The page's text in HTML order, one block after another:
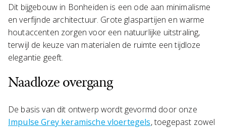
Dit bijgebouw in Bonheiden is een ode aan minimalisme
en verfijnde architectuur. Grote glaspartijen en warme
houtaccenten zorgen voor een natuurlijke uitstraling,
terwijl de keuze van materialen de ruimte een tijdloze
elegantie geeft.
Naadloze overgang
De basis van dit ontwerp wordt gevormd door onze
Impulse Grey keramische vloertegels, toegepast zowel